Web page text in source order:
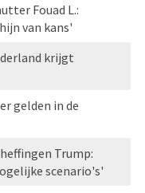
Fouad L.:
van kans'
krijgt
gelden in de
Trump:
scenario's'